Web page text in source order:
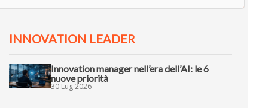
INNOVATION LEADER
Innovation manager nell’era dell’AI: le 6
nuove priorità
30 Lug 2026